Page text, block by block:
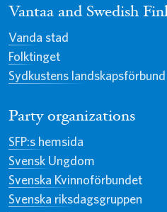
Vantaa and Swedish
Vanda stad
Folktinget
Sydkustens landskapsförbund
Party organizations
SFP:s hemsida
Svensk Ungdom
Svenska Kvinnoförbundet
Svenska riksdagsgruppen